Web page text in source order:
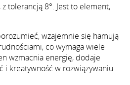
tolerancją 8°. Jest to element,
wzajemnie się hamują
co wymaga wiele
wzmacnia energię, dodaje
i kreatywność w rozwiązywaniu